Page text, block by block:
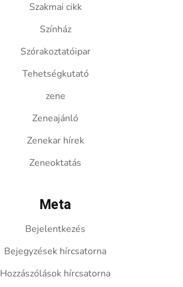
Szakmai cikk
Színház
Szórakoztatóipar
Tehetségkutató
zene
Zeneajánló
Zenekar hírek
Zeneoktatás
Meta
Bejelentkezés
Bejegyzések hírcsatorna
Hozzászólások hírcsatorna